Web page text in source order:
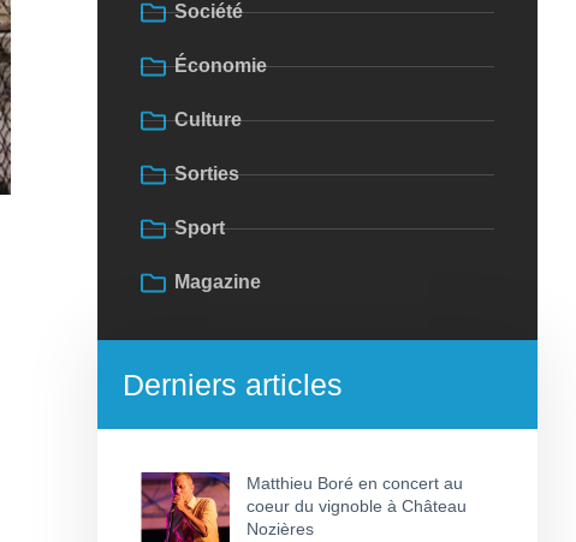
Société
Économie
Culture
Sorties
Sport
Magazine
Derniers articles
Matthieu Boré en concert au
coeur du vignoble à Château
Nozières